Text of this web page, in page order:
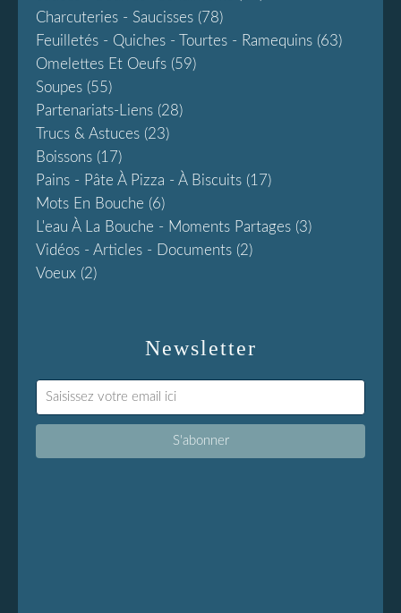
Newsletter
Charcuteries - Saucisses (78)
Feuilletés - Quiches - Tourtes - Ramequins (63)
Omelettes Et Oeufs (59)
Soupes (55)
Partenariats-Liens (28)
Trucs & Astuces (23)
Boissons (17)
Pains - Pâte À Pizza - À Biscuits (17)
Mots En Bouche (6)
L'eau À La Bouche - Moments Partages (3)
Vidéos - Articles - Documents (2)
Voeux (2)